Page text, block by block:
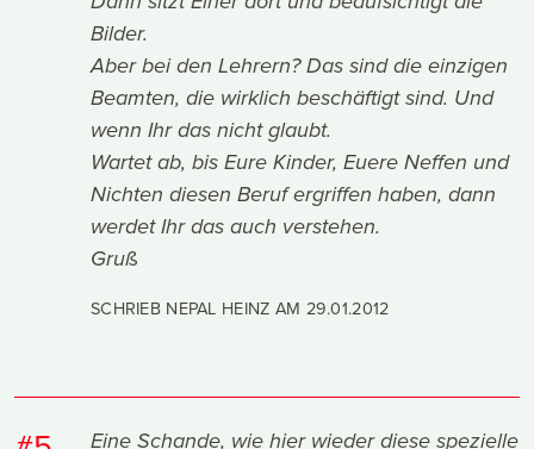
Bilder.
Aber bei den Lehrern? Das sind die einzigen
Beamten, die wirklich beschäftigt sind. Und
wenn Ihr das nicht glaubt.
Wartet ab, bis Eure Kinder, Euere Neffen und
Nichten diesen Beruf ergriffen haben, dann
werdet Ihr das auch verstehen.
Gruß
SCHRIEB NEPAL HEINZ AM 29.01.2012
Eine Schande, wie hier wieder diese spezielle